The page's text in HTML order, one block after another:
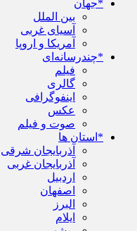
*جهان
بین الملل
آسیای غربی
آمریکا و اروپا
*چندرسانه‌ای
فیلم
گالری
اینفوگرافی
عکس
صوت و فیلم
*استان ها
آذربایجان شرقی
آذربایجان غربی
اردبیل
اصفهان
البرز
ایلام